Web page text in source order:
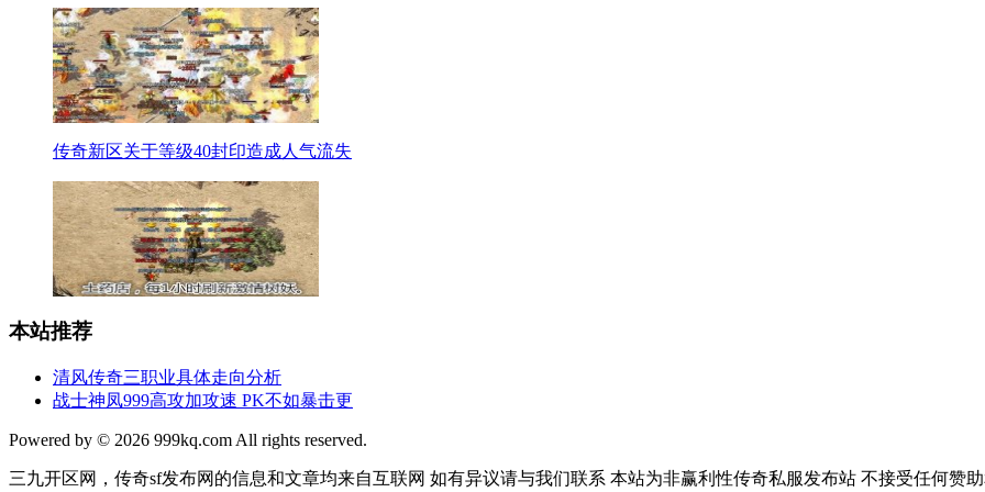
传奇新区关于等级40封印造成人气流失
本站推荐
清风传奇三职业具体走向分析
战士神凤999高攻加攻速 PK不如暴击更
Powered by © 2026 999kq.com All rights reserved.
三九开区网，传奇sf发布网的信息和文章均来自互联网 如有异议请与我们联系 本站为非赢利性传奇私服发布站 不接受任何赞